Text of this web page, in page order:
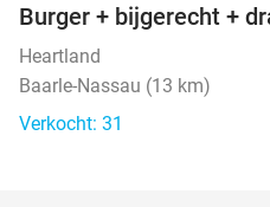
Burger + bijgerecht +
Heartland
Baarle-Nassau (13 km)
Verkocht: 31